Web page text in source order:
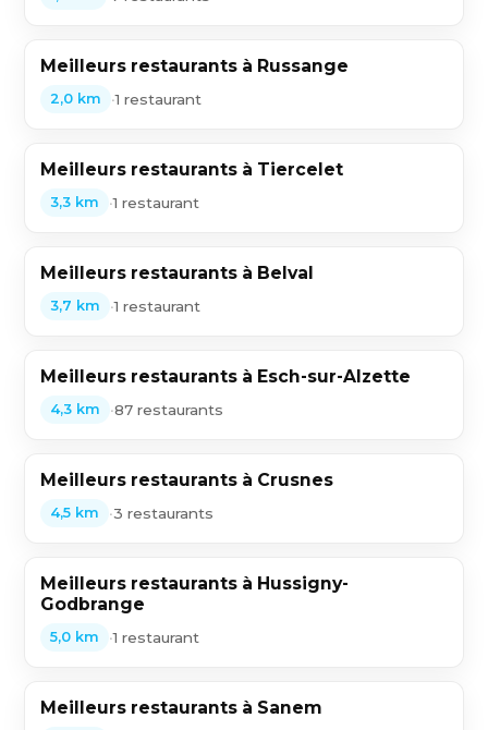
Meilleurs restaurants à Russange
2,0 km •1 restaurant
Meilleurs restaurants à Tiercelet
3,3 km •1 restaurant
Meilleurs restaurants à Belval
3,7 km •1 restaurant
Meilleurs restaurants à Esch-sur-Alzette
4,3 km •87 restaurants
Meilleurs restaurants à Crusnes
4,5 km •3 restaurants
Meilleurs restaurants à Hussigny-
Godbrange
5,0 km •1 restaurant
Meilleurs restaurants à Sanem